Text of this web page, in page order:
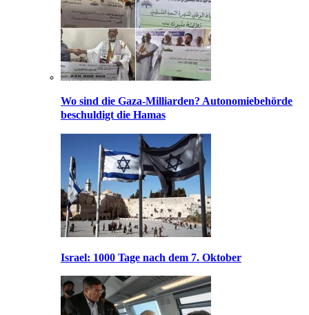
Wo sind die Gaza-Milliarden? Autonomiebehörde
beschuldigt die Hamas
Israel: 1000 Tage nach dem 7. Oktober